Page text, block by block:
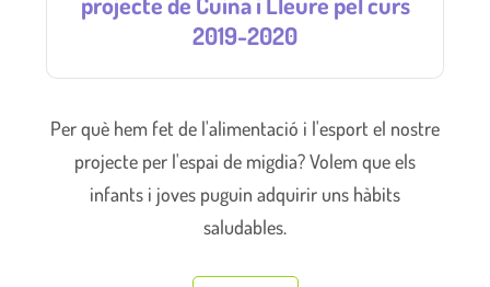
2019-2020
Per què hem fet de l'alimentació i l'esport el nostre
projecte per l'espai de migdia? Volem que els
infants i joves puguin adquirir uns hàbits
saludables.